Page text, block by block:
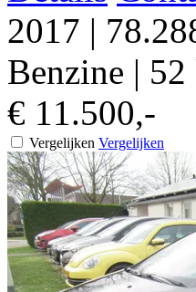
2017 |
Benzine |
€ 11.500,-
Vergelijken Vergelijken